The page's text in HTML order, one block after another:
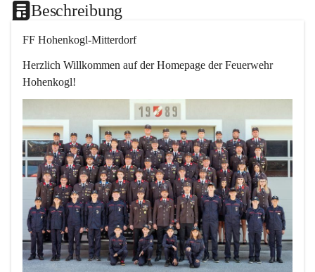
Beschreibung
FF Hohenkogl-Mitterdorf
Herzlich Willkommen auf der Homepage der Feuerwehr
Hohenkogl!